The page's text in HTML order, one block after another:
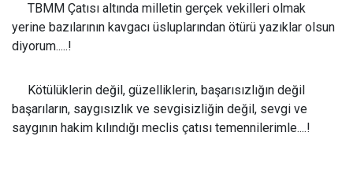
TBMM Çatısı altında milletin gerçek vekilleri olmak
yerine bazılarının kavgacı üsluplarından ötürü yazıklar olsun
diyorum.....!
Kötülüklerin değil, güzelliklerin, başarısızlığın değil
başarıların, saygısızlık ve sevgisizliğin değil, sevgi ve
saygının hakim kılındığı meclis çatısı temennilerimle....!